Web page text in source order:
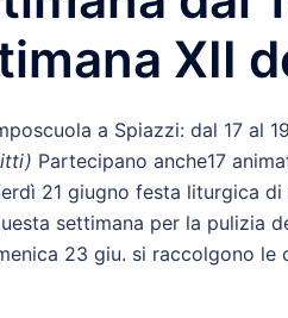
XII
a Spiazzi: dal 17 al
Partecipano anche17
21 giugno festa liturgica di
settimana per la pulizia
23 giu. si raccolgono